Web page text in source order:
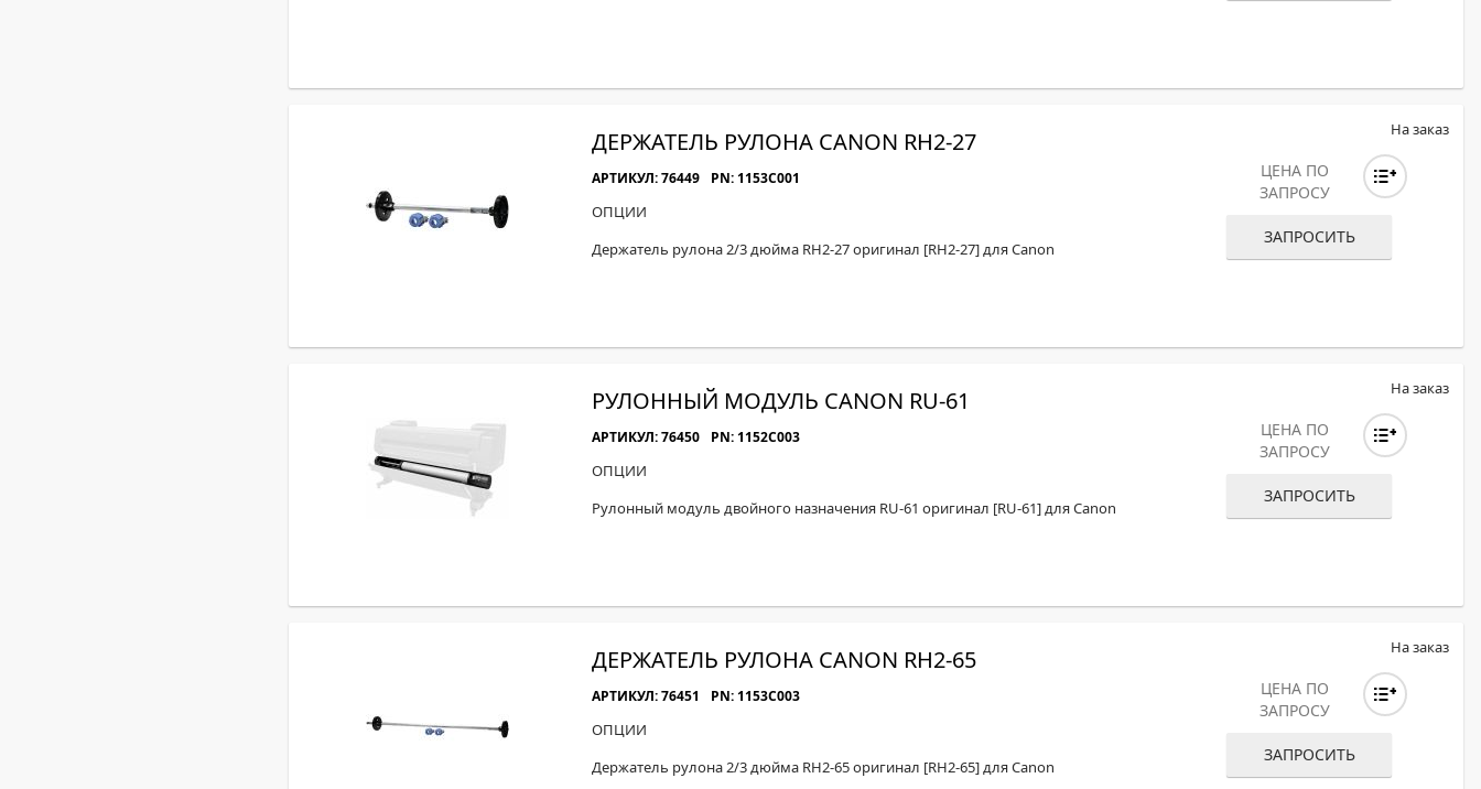
ДЕРЖАТЕЛЬ РУЛОНА CANON RH2-27
АРТИКУЛ: 76449 PN: 1153C001
ОПЦИИ
Держатель рулона 2/3 дюйма RH2-27 оригинал [RH2-27] для Canon
На заказ
ЦЕНА ПО
ЗАПРОСУ
ЗАПРОСИТЬ
РУЛОННЫЙ МОДУЛЬ CANON RU-61
АРТИКУЛ: 76450 PN: 1152C003
ОПЦИИ
Рулонный модуль двойного назначения RU-61 оригинал [RU-61] для Canon
На заказ
ЦЕНА ПО
ЗАПРОСУ
ЗАПРОСИТЬ
ДЕРЖАТЕЛЬ РУЛОНА CANON RH2-65
АРТИКУЛ: 76451 PN: 1153C003
ОПЦИИ
Держатель рулона 2/3 дюйма RH2-65 оригинал [RH2-65] для Canon
На заказ
ЦЕНА ПО
ЗАПРОСУ
ЗАПРОСИТЬ